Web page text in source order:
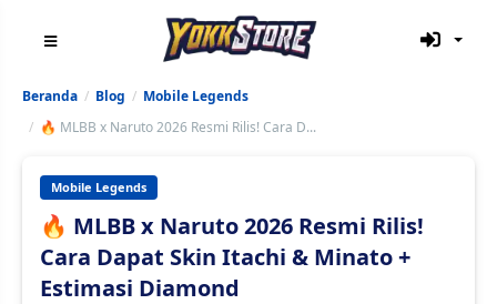
Beranda Blog
Mobile Legends
🔥 MLBB x Naruto 2026 Resmi Rilis! Cara D...
Mobile Legends
🔥 MLBB x Naruto 2026 Resmi Rilis!
Cara Dapat Skin Itachi & Minato +
Estimasi Diamond